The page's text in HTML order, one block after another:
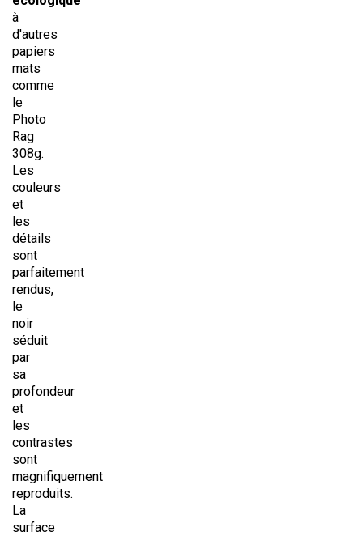
à
d'autres
papiers
mats
comme
le
Photo
Rag
308g.
Les
couleurs
et
les
détails
sont
parfaitement
rendus,
le
noir
séduit
par
sa
profondeur
et
les
contrastes
sont
magnifiquement
reproduits.
La
surface